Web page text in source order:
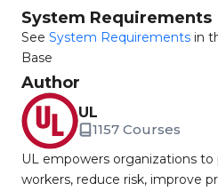
System Requirements
See System Requirements in
Base
Author
UL
1157 Courses
UL empowers organizations
workers, reduce risk, improve